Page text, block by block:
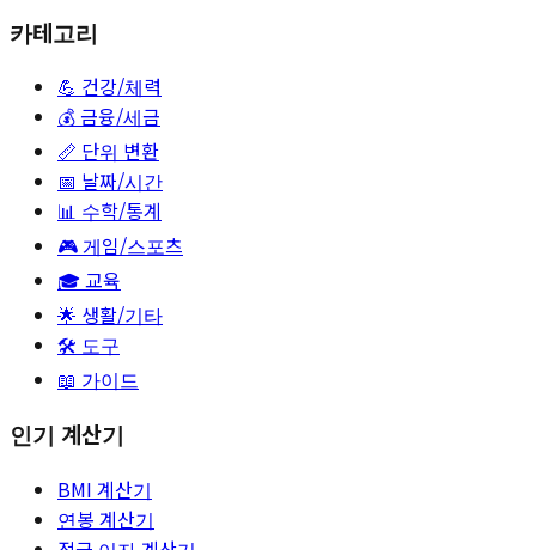
카테고리
💪 건강/체력
💰금융/세금
📏 단위 변환
📅 날짜/시간
📊 수학/통계
🎮게임/스포츠
🎓교육
🌟 생활/기타
🛠️ 도구
📖 가이드
인기 계산기
BMI 계산기
연봉 계산기